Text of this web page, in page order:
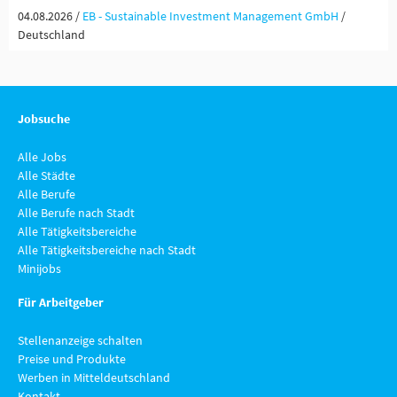
04.08.2026 / EB - Sustainable Investment Management GmbH /
Deutschland
Jobsuche
Alle Jobs
Alle Städte
Alle Berufe
Alle Berufe nach Stadt
Alle Tätigkeitsbereiche
Alle Tätigkeitsbereiche nach Stadt
Minijobs
Für Arbeitgeber
Stellenanzeige schalten
Preise und Produkte
Werben in Mitteldeutschland